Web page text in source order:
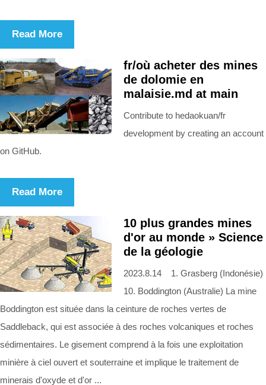
Read More
fr/où acheter des mines
de dolomie en
malaisie.md at main
Contribute to hedaokuan/fr
development by creating an account
on GitHub.
Read More
10 plus grandes mines
d'or au monde » Science
de la géologie
2023.8.14 1. Grasberg (Indonésie)
10. Boddington (Australie) La mine
Boddington est située dans la ceinture de roches vertes de
Saddleback, qui est associée à des roches volcaniques et roches
sédimentaires. Le gisement comprend à la fois une exploitation
minière à ciel ouvert et souterraine et implique le traitement de
minerais d'oxyde et d'or ...